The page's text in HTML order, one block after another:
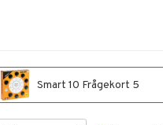
Smart 10 Frågekort 5